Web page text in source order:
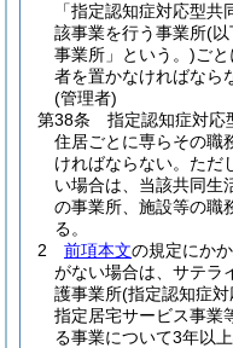
「指定認知症対応型
該事業を行う事業所(以
事業所」という。)ご
者を置かなければなら
(管理者)
第38条
指定認知症対応
住居ごとに専らその職
ければならない。 ただ
い場合は、当該共同生
の事業所、施設等の職
る。
2
前項本文の規定にか
がない場合は、サテラ
護事業所(指定認知症対
指定居宅サービス事業
る事業について3年以